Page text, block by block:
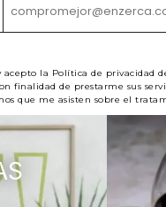
la Política de privacidad
finalidad de prestarme sus
que me asisten sobre el